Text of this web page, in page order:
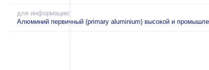
для информации:
Алюминий первичный (primary aluminium) высокой и